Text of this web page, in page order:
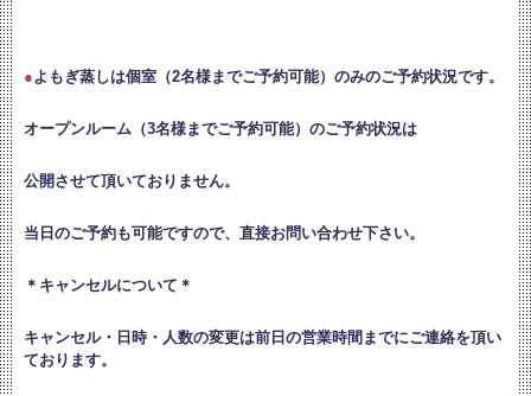
●よもぎ蒸しは個室（2名様までご予約可能）のみのご予約状況です。
オープンルーム（3名様までご予約可能）のご予約状況は
公開させて頂いておりません。
当日のご予約も可能ですので、直接お問い合わせ下さい。
＊キャンセルについて＊
キャンセル・日時・人数の変更は前日の営業時間までにご連絡を頂い
ております。